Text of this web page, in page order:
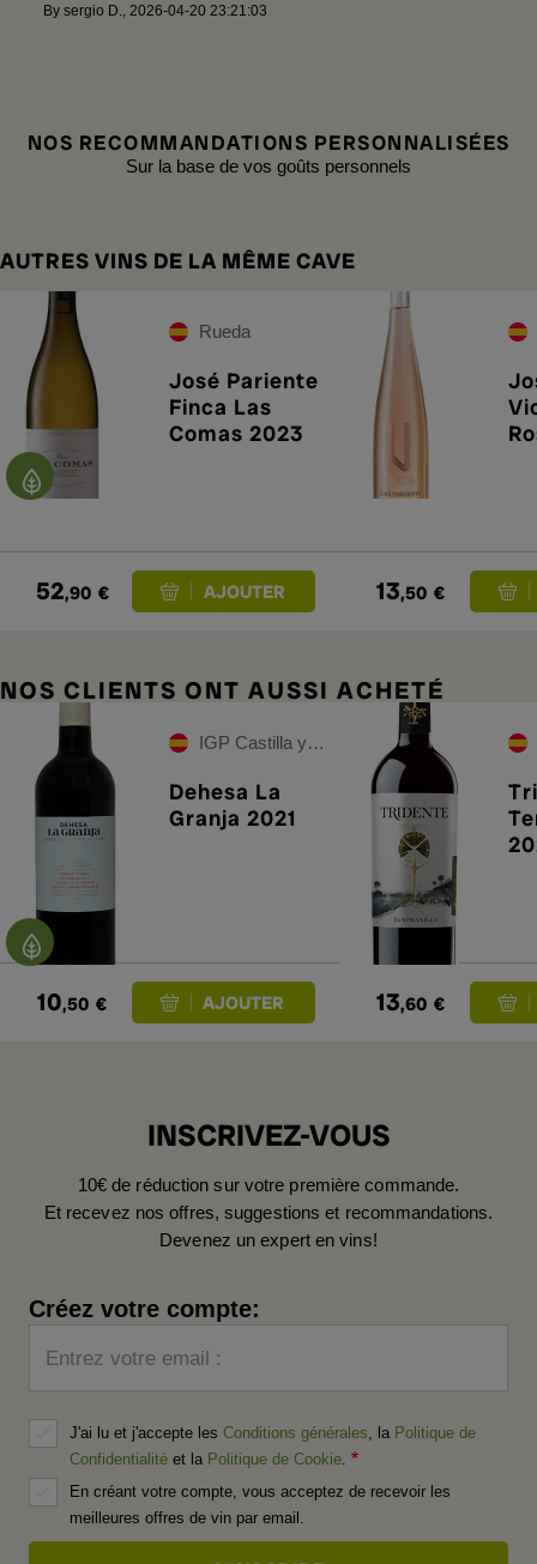
By sergio D. 2026-04-20 23:21:03
NOS RECOMMANDATIONS PERSONNALISÉES
Sur la base de vos goûts personnels
AUTRES VINS DE LA MÊME CAVE
Rueda
José Pariente
Finca Las
Comas 2023
52,90 € 13,50 €
NOS CLIENTS ONT AUSSI ACHETÉ
IGP Castilla y León
Dehesa La
Granja 2021
10,50 € 13,60 €
INSCRIVEZ-VOUS
10€ de réduction sur votre première commande.
Et recevez nos offres, suggestions et recommandations.
Devenez un expert en vins!
Créez votre compte:
Entrez votre email :
J'ai lu et j'accepte les Conditions générales , la Politique de
Confidentialité et la Politique de Cookie
En créant votre compte, vous acceptez de recevoir les
meilleures offres de vin par email.